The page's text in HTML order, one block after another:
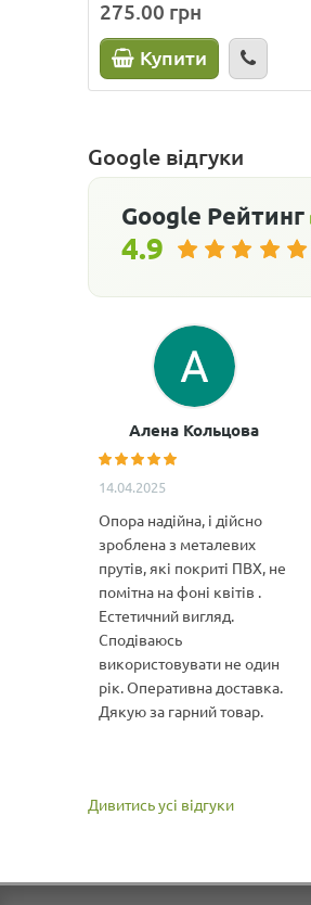
275.00 грн
Купити
Google відгуки
Google Рейтинг
4.9
Алена Кольцова
14.04.2025
Опора надійна, і дійсно
зроблена з металевих
прутів, які покриті ПВХ, не
помітна на фоні квітів .
Естетичний вигляд.
Сподіваюсь
використовувати не один
рік. Оперативна доставка.
Дякую за гарний товар.
Дивитись усі відгуки